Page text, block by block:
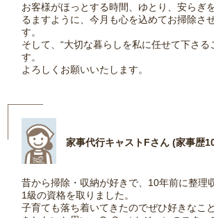
お客様がほっとする時間、ゆとり、安らぎ
るますように、今月も心を込めてお掃除さ
す。
そして、“大切な暮らしを私に任せて下さる
す。
よろしくお願いいたします。
家事代行キャストFさん (家事歴
昔から掃除・収納が好きで、10年前に整理
1級の資格を取りました。
子育ても落ち着いてきたのでぜひ好きなこ